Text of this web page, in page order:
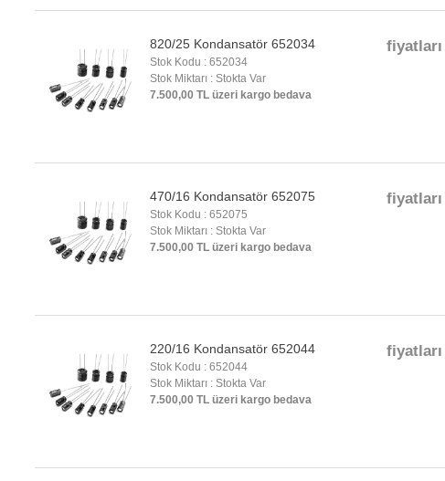
820/25 Kondansatör 652034
Stok Kodu : 652034
Stok Miktarı : Stokta Var
7.500,00 TL üzeri kargo bedava
470/16 Kondansatör 652075
Stok Kodu : 652075
Stok Miktarı : Stokta Var
7.500,00 TL üzeri kargo bedava
220/16 Kondansatör 652044
Stok Kodu : 652044
Stok Miktarı : Stokta Var
7.500,00 TL üzeri kargo bedava